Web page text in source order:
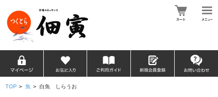
TOP > 魚 > 白魚 しらうお